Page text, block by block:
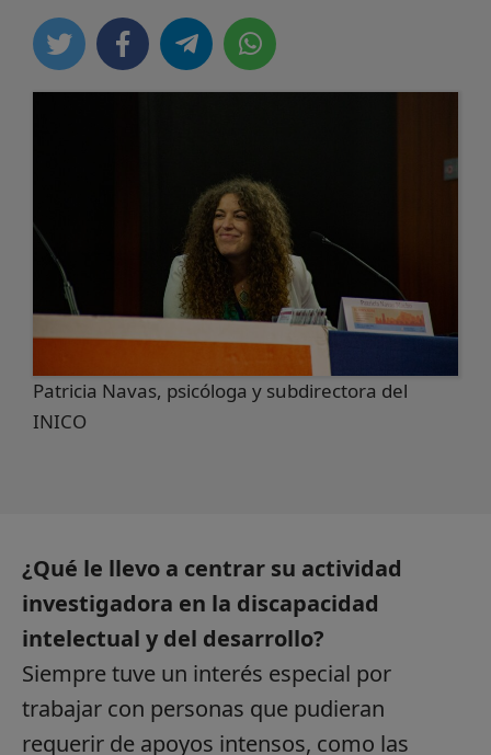
Patricia Navas, psicóloga y subdirectora del
INICO
¿Qué le llevo a centrar su actividad
investigadora en la discapacidad
intelectual y del desarrollo?
Siempre tuve un interés especial por
trabajar con personas que pudieran
requerir de apoyos intensos, como las